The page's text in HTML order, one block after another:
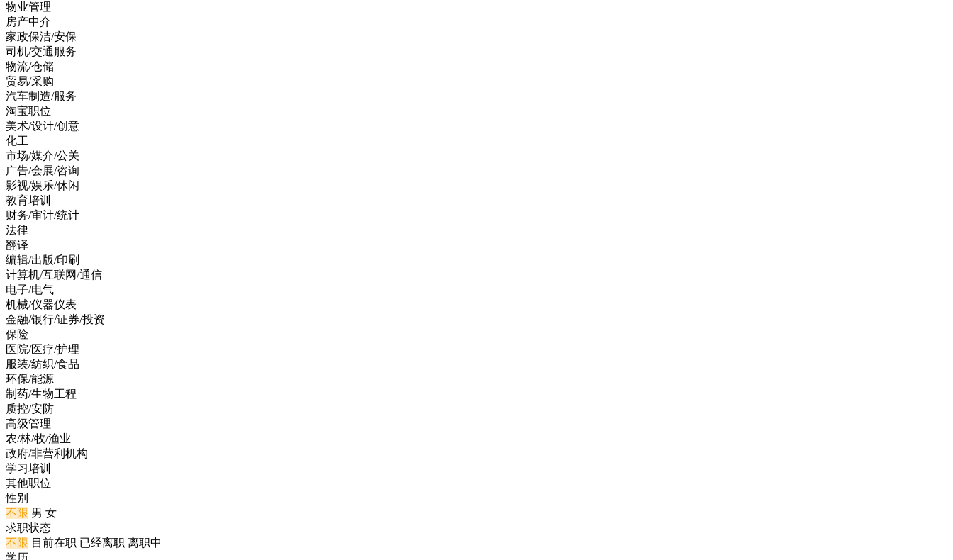
物业管理
房产中介
家政保洁/安保
司机/交通服务
物流/仓储
贸易/采购
汽车制造/服务
淘宝职位
美术/设计/创意
化工
市场/媒介/公关
广告/会展/咨询
影视/娱乐/休闲
教育培训
财务/审计/统计
法律
翻译
编辑/出版/印刷
计算机/互联网/通信
电子/电气
机械/仪器仪表
金融/银行/证券/投资
保险
医院/医疗/护理
服装/纺织/食品
环保/能源
制药/生物工程
质控/安防
高级管理
农/林/牧/渔业
政府/非营利机构
学习培训
其他职位
性别
不限 男 女
求职状态
不限 目前在职 已经离职 离职中
学历